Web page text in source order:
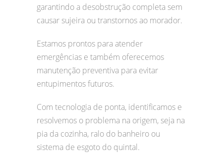
garantindo a desobstrução completa sem
causar sujeira ou transtornos ao morador.
Estamos prontos para atender
emergências e também oferecemos
manutenção preventiva para evitar
entupimentos futuros.
Com tecnologia de ponta, identificamos e
resolvemos o problema na origem, seja na
pia da cozinha, ralo do banheiro ou
sistema de esgoto do quintal.